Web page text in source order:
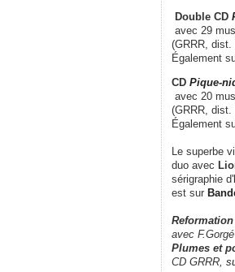
Double CD
avec 29
(GRRR, dist.
Également
CD Pique-
avec 20
(GRRR,
Également
Le superbe
duo avec
sérigraphie d'
est sur
avec
Plumes et
CD GRRR,